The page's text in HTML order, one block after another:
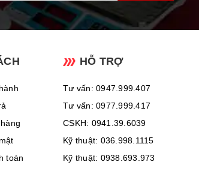
góc độ.
toán
HỖ TRỢ
Tư vấn: 0947.999.407
Tư vấn: 0977.999.417
CSKH: 0941.39.6039
Kỹ thuật: 036.998.1115
Kỹ thuật: 0938.693.973